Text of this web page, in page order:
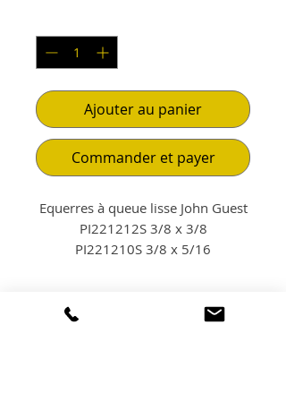
Ajouter au panier
Commander et payer
Equerres à queue lisse John Guest
PI221212S 3/8 x 3/8
PI221210S 3/8 x 5/16
POLITIQUE